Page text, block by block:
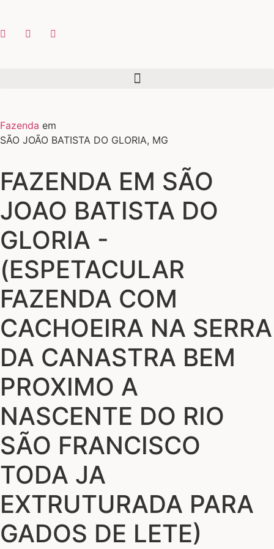
Fazenda em
SÃO JOÃO BATISTA DO GLORIA, MG
FAZENDA EM SÃO
JOAO BATISTA DO
GLORIA -
(ESPETACULAR
FAZENDA COM
CACHOEIRA NA SERRA
DA CANASTRA BEM
PROXIMO A
NASCENTE DO RIO
SÃO FRANCISCO
TODA JA
EXTRUTURADA PARA
GADOS DE LETE)